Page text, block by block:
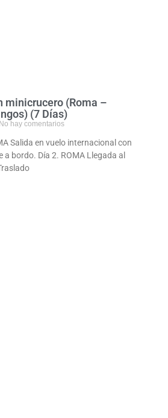
minicrucero (Roma –
(7 Días)
No hay comentarios
Salida en vuelo internacional con
a bordo. Día 2. ROMA Llegada al